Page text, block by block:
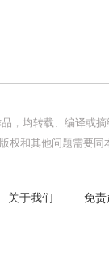
，均转载、编译或
权和其他问题需要
关于我们 免责